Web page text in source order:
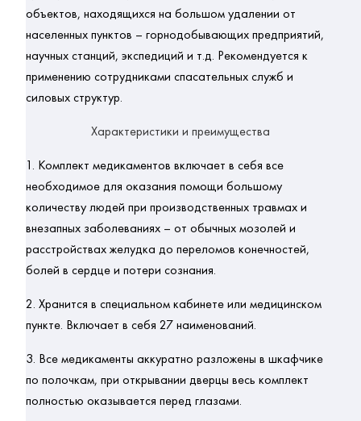
объектов, находящихся на большом удалении от
населенных пунктов – горнодобывающих предприятий,
научных станций, экспедиций и т.д. Рекомендуется к
применению сотрудниками спасательных служб и
силовых структур.
Характеристики и преимущества
1. Комплект медикаментов включает в себя все
необходимое для оказания помощи большому
количеству людей при производственных травмах и
внезапных заболеваниях – от обычных мозолей и
расстройствах желудка до переломов конечностей,
болей в сердце и потери сознания.
2. Хранится в специальном кабинете или медицинском
пункте. Включает в себя 27 наименований.
3. Все медикаменты аккуратно разложены в шкафчике
по полочкам, при открывании дверцы весь комплект
полностью оказывается перед глазами.